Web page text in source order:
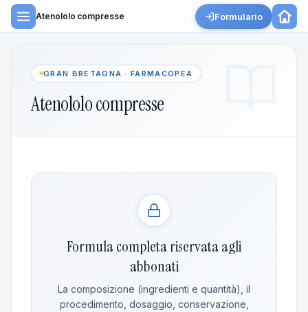
Atenololo compresse Formulario
GRAN BRETAGNA · FARMACOPEA
Atenololo compresse
Formula completa riservata agli
abbonati
La composizione (ingredienti e quantità), il
procedimento, dosaggio, conservazione,